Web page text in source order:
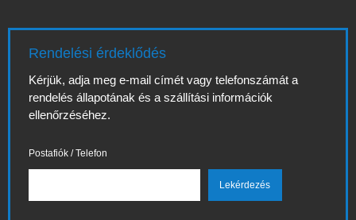
Rendelési érdeklődés
Kérjük, adja meg e-mail címét vagy telefonszámát a
rendelés állapotának és a szállítási információk
ellenőrzéséhez.
Postafiók / Telefon